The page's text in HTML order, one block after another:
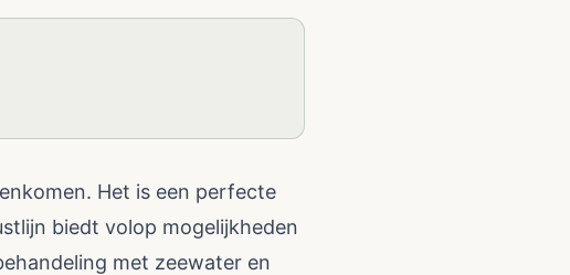
Het is een perfecte
biedt volop mogelijkheden
met zeewater en